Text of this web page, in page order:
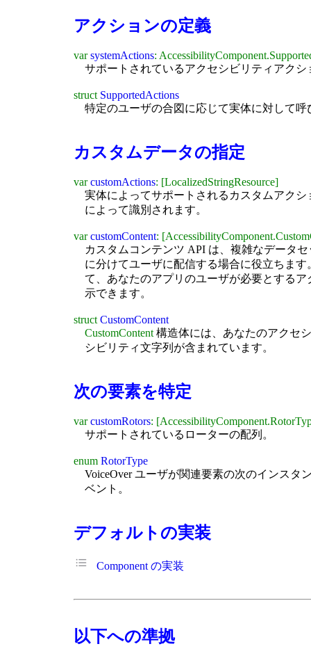
アクションの定義
varsystemActions:
サポートされているアクセシビリティアクシ
struct SupportedActions
特定のユーザの合図に応じて実体に対して
カスタムデータの指定
varcustomActions: [LocalizedStringResource]
実体によってサポートされるカスタムアク
によって識別されます。
varcustomContent:
カスタムコンテンツ API は、複雑なデータ
に分けてユーザに配信する場合に役立ちま
て、あなたのアプリのユーザが必要とする
示できます。
struct CustomContent
CustomContent 構造体には、あなたのアクセ
シビリティ文字列が含まれています。
次の要素を特定
varcustomRotors:
サポートされているローターの配列。
enum RotorType
VoiceOver ユーザが関連要素の次のインス
ベント。
デフォルトの実装
Component の実装
以下への準拠